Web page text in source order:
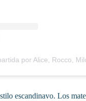
por Alice, Rocco,
escandinavo. Los